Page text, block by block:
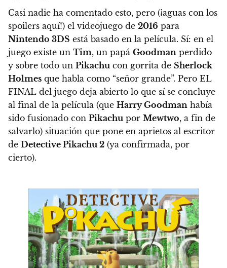
Casi nadie ha comentado esto, pero (¡aguas con los
spoilers aquí!) el videojuego de 2016 para
Nintendo 3DS está basado en la película. Sí: en el
juego existe un Tim, un papá Goodman perdido
y sobre todo un Pikachucon gorrita de Sherlock
Holmes que habla como “señor grande”. Pero EL
FINAL del juego deja abierto lo que sí se concluye
al final de la película (que Harry Goodman había
sido fusionado con Pikachupor Mewtwo, a fin de
salvarlo) situación que pone en aprietos al escritor
de Detective Pikachu 2 (ya confirmada, por
cierto).